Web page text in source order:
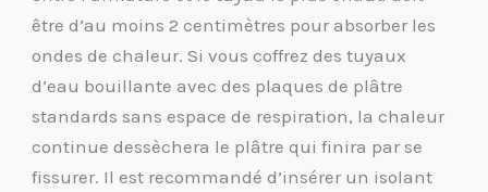
être d’au moins 2 centimètres pour absorber les
ondes de chaleur. Si vous coffrez des tuyaux
d’eau bouillante avec des plaques de plâtre
standards sans espace de respiration, la chaleur
continue dessèchera le plâtre qui finira par se
fissurer. Il est recommandé d’insérer un isolant